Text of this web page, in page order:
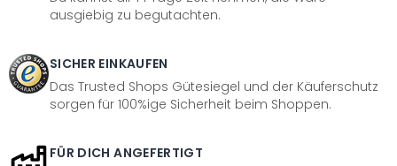
ausgiebig zu begutachten.
SICHER EINKAUFEN
Das Trusted Shops Gütesiegel und der Käuferschutz
sorgen für 100%ige Sicherheit beim Shoppen.
FÜR DICH ANGEFERTIGT